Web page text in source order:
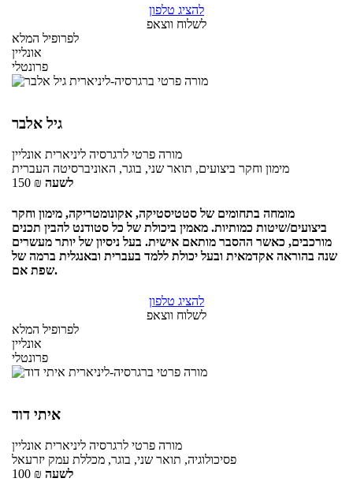
להציג טלפון
לשלוח ווצאפ
לפרופיל המלא
אונליין
פרונטלי
גיל אלבר
מורה פרטי לרגרסיה ליניארית אונליין
מימון וחקר ביצועים, תואר שני, בוגר, האוניברסיטה העברית
150 ₪ לשעה
מומחה בתחומים של סטטיסטיקה, אקונומטריקה, מימון וחקר
ביצועים/שיטות כמותיות. מאמין ביכולת של כל סטודנט להבין תכנים
מורכבים, כאשר ההסבר מותאם אישית. בעל ניסיון של יותר מעשרים
שנה בהוראה אקדמאית ובעל יכולת ללמד בעברית ובאנגלית ברמה של
שפת אם.
להציג טלפון
לשלוח ווצאפ
לפרופיל המלא
אונליין
פרונטלי
איתי דוד
מורה פרטי לרגרסיה ליניארית אונליין
פסיכולוגיה, תואר שני, בוגר, מכללת עמק יזרעאל
100 ₪ לשעה